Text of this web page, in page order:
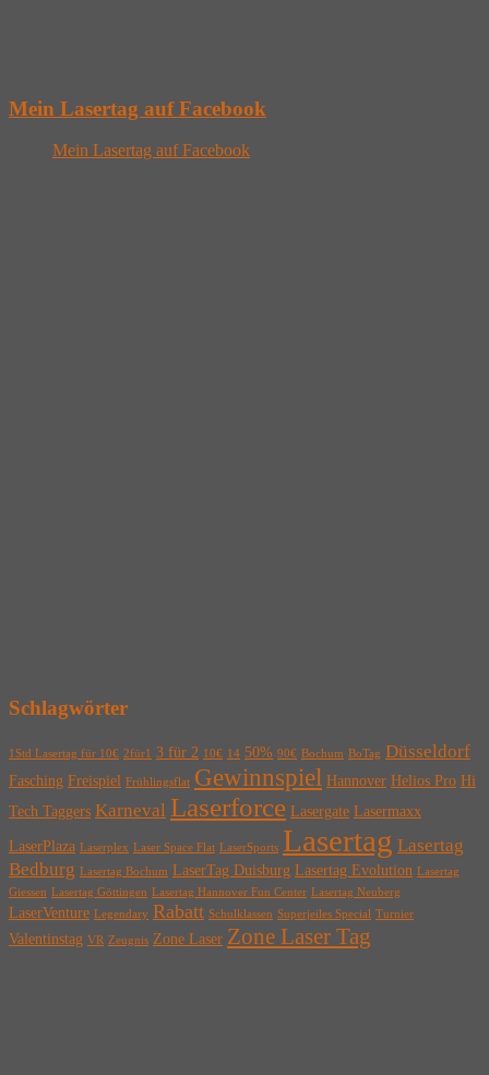
Mein Lasertag auf Facebook
Mein Lasertag auf Facebook
Schlagwörter
1Std Lasertag für 10€ 2für1 3 für 2 10€ 14 50% 90€ Bochum BoTag Düsseldorf
Fasching Freispiel Frühlingsflat Gewinnspiel Hannover Helios Pro Hi
Tech Taggers Karneval Laserforce Lasergate Lasermaxx
LaserPlaza Laserplex Laser Space Flat LaserSports Lasertag Lasertag
Bedburg Lasertag Bochum LaserTag Duisburg Lasertag Evolution Lasertag
Giessen Lasertag Göttingen Lasertag Hannover Fun Center Lasertag Neuberg
LaserVenture Legendary Rabatt Schulklassen Superjeiles Special Turnier
Valentinstag VR Zeugnis Zone Laser Zone Laser Tag